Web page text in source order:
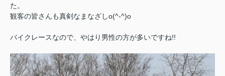
た。
観客の皆さんも真剣なまなざしo(^-^)o
バイクレースなので、やはり男性の方が多いですね!!